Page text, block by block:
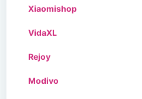
Xiaomishop
VidaXL
Rejoy
Modivo